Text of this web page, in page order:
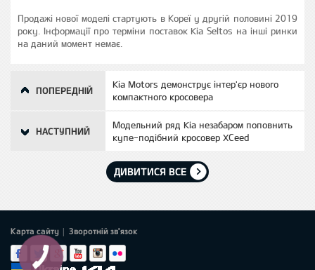
Продажі нової моделі стартують в Кореї у другій половині 2019
року. Інформації про терміни поставок Kia Seltos на інші ринки
на даний момент немає.
ПОПЕРЕДНІЙ
Kia Motors демонструє інтер'єр нового
компактного кросовера
НАСТУПНИЙ
Модельний ряд Kia незабаром поповнить
купе-подібний кросовер XCeed
ДИВИТИСЯ ВСЕ
Карта сайту Зворотній зв'язок